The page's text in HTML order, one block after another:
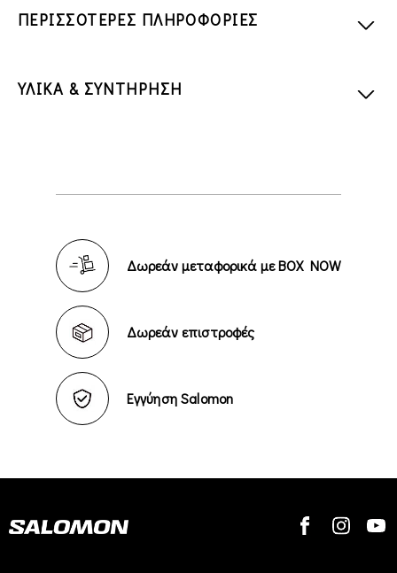
ΠΕΡΙΣΣΟΤΕΡΕΣ ΠΛΗΡΟΦΟΡΙΕΣ
ΥΛΙΚΑ & ΣΥΝΤΗΡΗΣΗ
Δωρεάν μεταφορικά με BOX NOW
Δωρεάν επιστροφές
Εγγύηση Salomon